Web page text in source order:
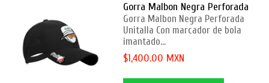
Gorra Malbon Negra Perforada
Gorra Malbon Negra Perforada
Unitalla Con marcador de bola
imantado...
$1,400.00 MXN